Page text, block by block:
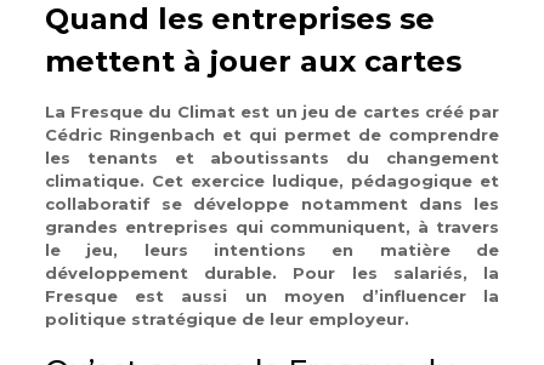
Quand les entreprises se
mettent à jouer aux cartes
La Fresque du Climat est un jeu de cartes créé par
Cédric Ringenbach et qui permet de comprendre
les tenants et aboutissants du changement
climatique. Cet exercice ludique, pédagogique et
collaboratif se développe notamment dans les
grandes entreprises qui communiquent, à travers
le jeu, leurs intentions en matière de
développement durable. Pour les salariés, la
Fresque est aussi un moyen d’influencer la
politique stratégique de leur employeur.